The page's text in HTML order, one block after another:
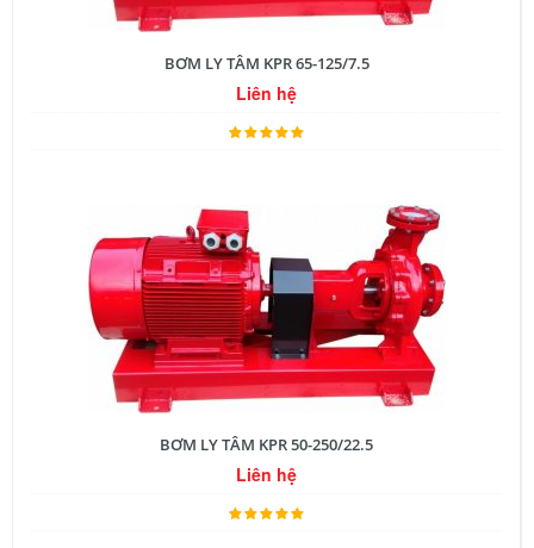
BƠM LY TÂM KPR 65-125/7.5
Liên hệ
BƠM LY TÂM KPR 50-250/22.5
Liên hệ